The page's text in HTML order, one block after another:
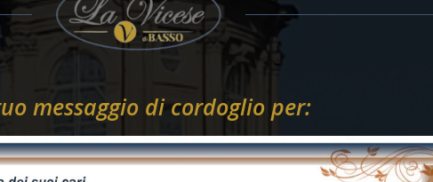
messaggio di cordoglio per: